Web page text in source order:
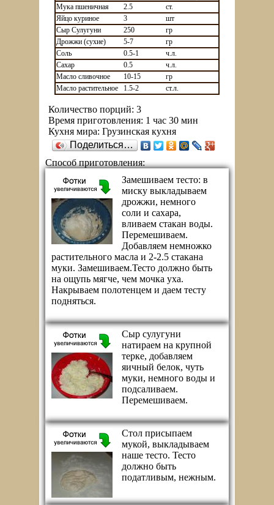
Мука пшеничная
2.5
ст.
Яйцо куриное
3
шт
Сыр Сулугуни
250
гр
Дрожжи (сухие)
5-7
гр
Соль
0.5-1
ч.л.
Сахар
0.5
ч.л.
Масло сливочное
10-15
гр
Масло растительное
1.5-2 ст.л.
Количество порций: 3
Время приготовления: 1 час 30 мин
Кухня мира: Грузинская кухня
Поделиться…
Способ приготовления:
Замешиваем тесто: в
миску выкладываем
дрожжи, немного
соли и сахара,
вливаем стакан воды.
Перемешиваем.
Добавляем немножко
растительного масла и 2-2.5 стакана
муки. Замешиваем.Тесто должно быть
на ощупь мягче, чем мочка уха.
Накрываем полотенцем и даем тесту
подняться.
Сыр сулугуни
натираем на крупной
терке, добавляем
яичный белок, чуть
муки, немного воды и
подсаливаем.
Перемешиваем.
Стол присыпаем
мукой, выкладываем
наше тесто. Тесто
должно быть
податливым, нежным.